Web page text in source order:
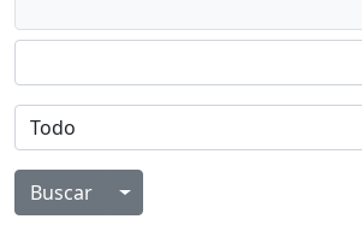
Alternar menú desplegable